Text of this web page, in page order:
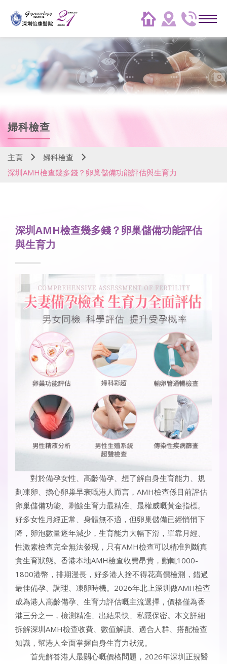
婦科檢查
主頁
婦科檢查
深圳AMH檢查幾多錢？卵巢儲備功能評估與生育力
深圳AMH檢查幾多錢？卵巢儲備功能評估
與生育力
對於備孕女性、高齡備孕、想了解自身生育能力、規
劃凍卵、擔心卵巢早衰嘅港人而言，AMH檢查係目前評估
卵巢儲備功能、剩餘生育力最精准、最權威嘅黃金指標。
好多女性月經正常、身體無不適，但卵巢儲備已經悄悄下
降，卵泡數量逐年減少，生育能力大幅下滑，單靠月經、
性激素檢查完全無法發現，只有AMH檢查可以精准判斷真
實生育狀態。香港本地AMH檢查收費昂貴，動輒1000-
1800港幣，排期漫長，好多港人捨不得花高價檢測，錯過
最佳備孕、調理、凍卵時機。2026年北上深圳做AMH檢查
成為港人高齡備孕、生育力評估嘅主流選擇，價格僅為香
港三分之一，檢測精准、出結果快、私隱保密。本文詳細
拆解深圳AMH檢查收費、數值解讀、適合人群、搭配檢查
知識，幫港人全面掌握自身生育力狀況。
首先解答港人最關心嘅價格問題，2026年深圳正規醫